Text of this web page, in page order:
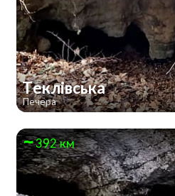
Теклівська
Печера
392 км